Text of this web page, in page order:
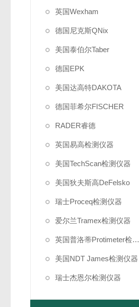
英国Wexham
德国尼克斯QNix
美国泰伯尔Taber
德国EPK
美国达高特DAKOTA
德国菲希尔FISCHER
RADER睿德
英国易高检测仪器
美国TechScan检测仪器
美国狄夫斯高DeFelsko
瑞士Proceq检测仪器
爱尔兰Tramex检测仪器
英国普洛蒂Protimeter检测仪器
美国NDT James检测仪器
瑞士杰恩尔检测仪器